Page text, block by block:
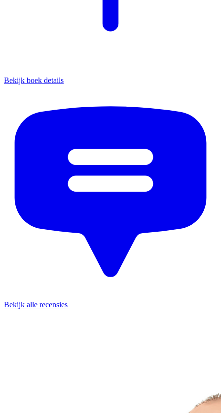
Bekijk boek details
Bekijk alle recensies